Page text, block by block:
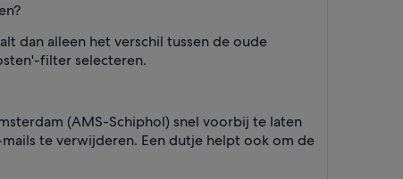
dan alleen het verschil tussen de oude
filter selecteren.
(AMS-Schiphol) snel voorbij te laten
te verwijderen. Een dutje helpt ook om de